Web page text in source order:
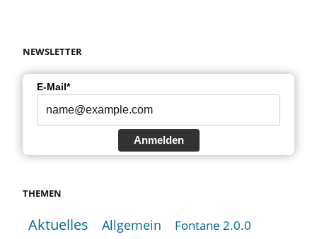
NEWSLETTER
E-Mail*
Anmelden
THEMEN
Aktuelles Allgemein Fontane 2.0.0